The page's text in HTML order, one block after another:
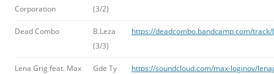
Corporation
(3/2)
Dead Combo
B.Leza
(3/3)
https://deadcombo.bandcamp.com/track/
Lena Grig feat. Max
Gde Ty
https://soundcloud.com/max-loginov/